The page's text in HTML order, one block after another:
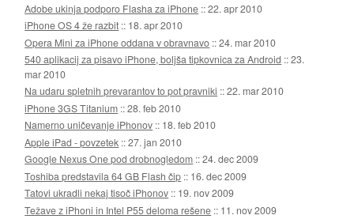
Adobe ukinja podporo Flasha za iPhone ::22. apr 2010
iPhone OS 4 že razbit :: 18. apr 2010
Opera Mini za iPhone oddana v obravnavo ::24. mar 2010
540 aplikacij za pisavo iPhone, boljša tipkovnica za Android ::23.
mar 2010
Na udaru spletnih prevarantov to pot pravniki ::22. mar 2010
iPhone 3GS Titanium ::28. feb 2010
Namerno uničevanje iPhonov :: 18. feb 2010
Apple iPad - povzetek ::27. jan 2010
Google Nexus One pod drobnogledom ::24. dec 2009
Toshiba predstavila 64 GB Flash čip :: 16. dec 2009
Tatovi ukradli nekaj tisoč iPhonov :: 19. nov 2009
Težave z iPhoni in Intel P55 deloma rešene :: 11. nov 2009